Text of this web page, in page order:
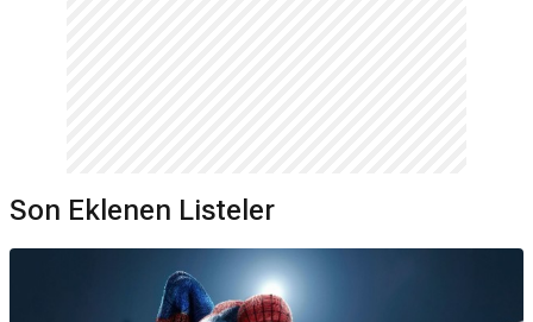
Son Eklenen Listeler